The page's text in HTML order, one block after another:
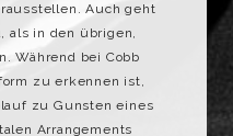
Auch geht
als in den übrigen,
Während bei Cobb
zu erkennen ist,
zu Gunsten eines
Arrangements